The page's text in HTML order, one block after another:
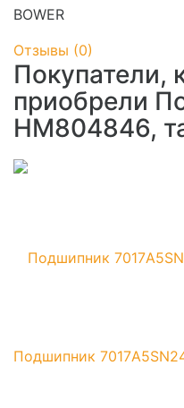
BOWER
Отзывы (0)
Покупатели,
приобрели
HM804846,
Подшипник